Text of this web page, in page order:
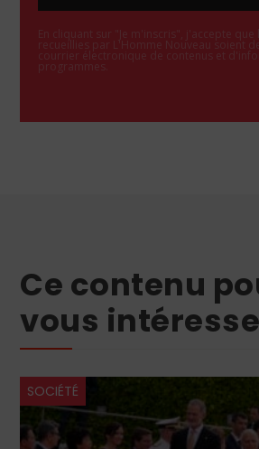
En cliquant sur "Je m'inscris", j'accepte que
recueillies par L'Homme Nouveau soient
courrier électronique de contenus et
programmes.
Ce contenu
vous
SOCIÉTÉ